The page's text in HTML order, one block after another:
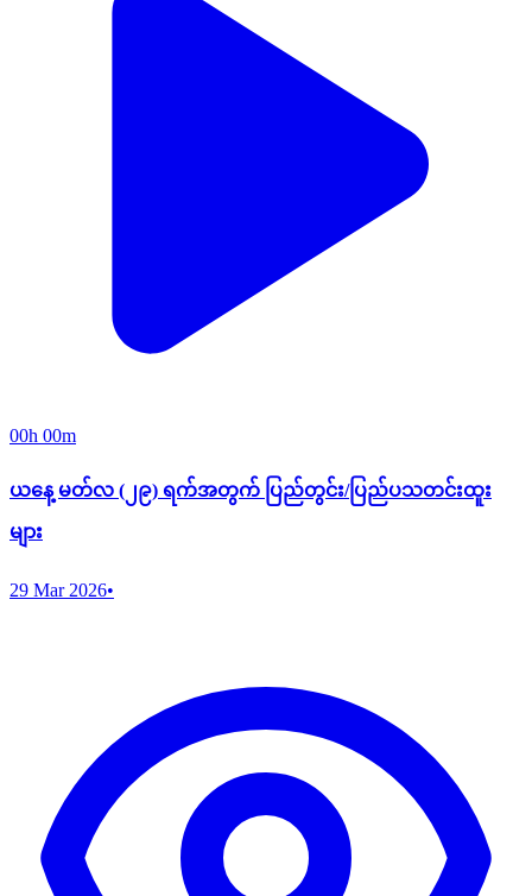
00h 00m
ယနေ့ မတ်လ (၂၉) ရက်အတွက် ပြည်တွင်း/ပြည်ပသတင်းထူး
များ
29 Mar 2026•